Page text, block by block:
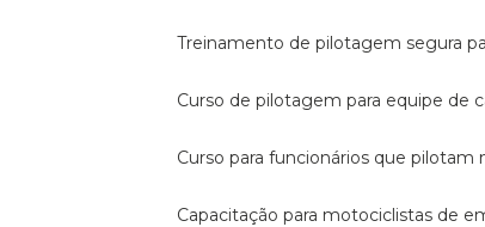
treinamento de pilotagem segura
curso de pilotagem para equipe de
curso para funcionários que pilotam
capacitação para motociclistas de